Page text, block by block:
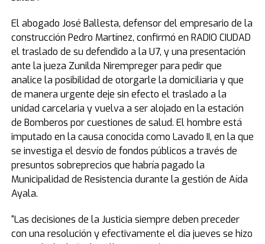
El abogado José Ballesta, defensor del empresario de la
construcción Pedro Martínez, confirmó en RADIO CIUDAD
el traslado de su defendido a la U7, y una presentación
ante la jueza Zunilda Nirempreger para pedir que
analice la posibilidad de otorgarle la domiciliaria y que
de manera urgente deje sin efecto el traslado a la
unidad carcelaria y vuelva a ser alojado en la estación
de Bomberos por cuestiones de salud. El hombre está
imputado en la causa conocida como Lavado II, en la que
se investiga el desvío de fondos públicos a través de
presuntos sobreprecios que habría pagado la
Municipalidad de Resistencia durante la gestión de Aída
Ayala.
“Las decisiones de la Justicia siempre deben preceder
con una resolución y efectivamente el día jueves se hizo